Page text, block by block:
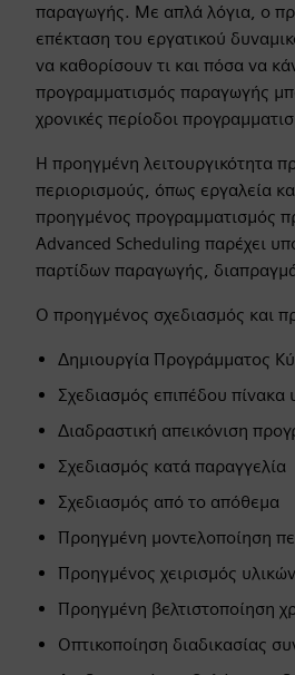
παραγωγής. Με απλά λόγια, ο
επέκταση του εργατικού
να καθορίσουν τι και πόσα να
προγραμματισμός παραγωγής
χρονικές περίοδοι
Η προηγμένη λειτουργικότητα
περιορισμούς, όπως εργαλεία
προηγμένος προγραμματισμός
Advanced Scheduling παρέχει
παρτίδων παραγωγής,
Ο προηγμένος σχεδιασμός και
Δημιουργία Προγράμματος
Σχεδιασμός επιπέδου πίνακα
Διαδραστική απεικόνιση
Σχεδιασμός κατά παραγγελία
Σχεδιασμός από το απόθεμα
Προηγμένη μοντελοποίηση
Προηγμένος χειρισμός υλικών
Προηγμένη βελτιστοποίηση
Οπτικοποίηση διαδικασίας